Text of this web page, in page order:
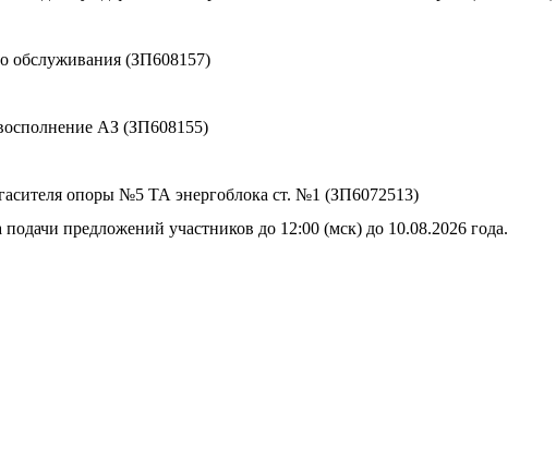
обслуживания (ЗП608157)
АЗ (ЗП608155)
опоры №5 ТА энергоблока ст. №1 (ЗП6072513)
предложений участников до 12:00 (мск) до 10.08.2026 года.